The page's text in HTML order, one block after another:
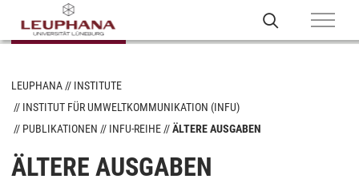
LEUPHANA
INSTITUTE
INSTITUT FÜR UMWELTKOMMUNIKATION (INFU)
PUBLIKATIONEN
INFU-REIHE ÄLTERE AUSGABEN
ÄLTERE AUSGABEN